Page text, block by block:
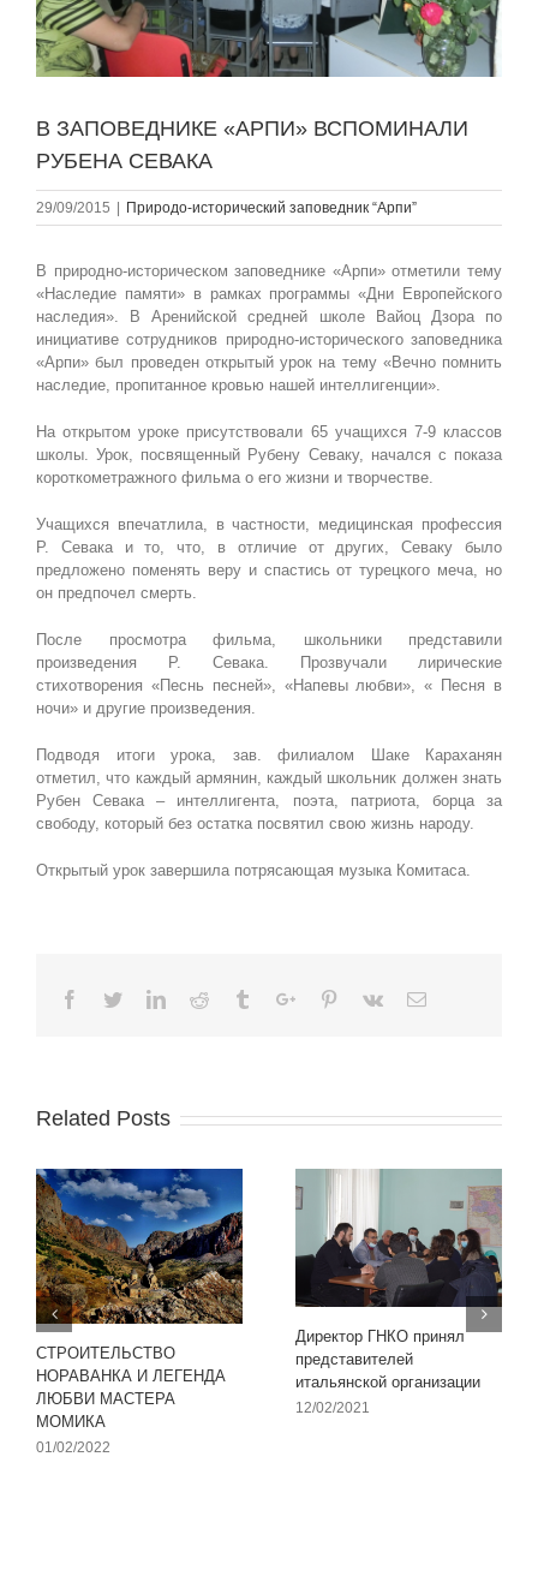
В ЗАПОВЕДНИКЕ «АРПИ» ВСПОМИНАЛИ
РУБЕНА СЕВАКА
29/09/2015 Природо-исторический заповедник “Арпи”
В природно-историческом заповеднике «Арпи» отметили тему
«Наследие памяти» в рамках программы «Дни Европейского
наследия». В Аренийской средней школе Вайоц Дзора по
инициативе сотрудников природно-исторического заповедника
«Арпи» был проведен открытый урок на тему «Вечно помнить
наследие, пропитанное кровью нашей интеллигенции».
На открытом уроке присутствовали 65 учащихся 7-9 классов
школы. Урок, посвященный Рубену Севаку, начался с показа
короткометражного фильма о его жизни и творчестве.
Учащихся впечатлила, в частности, медицинская профессия
Р. Севака и то, что, в отличие от других, Севаку было
предложено поменять веру и спастись от турецкого меча, но
он предпочел смерть.
После просмотра фильма, школьники представили
произведения Р. Севака. Прозвучали лирические
стихотворения «Песнь песней», «Напевы любви», « Песня в
ночи» и другие произведения.
Подводя итоги урока, зав. филиалом Шаке Караханян
отметил, что каждый армянин, каждый школьник должен знать
Рубен Севака – интеллигента, поэта, патриота, борца за
свободу, который без остатка посвятил свою жизнь народу.
Открытый урок завершила потрясающая музыка Комитаса.
Facebook
TwitterLinkedinReddit TumblrGoogle+Pinterest
Vk Email
Related Posts
СТРОИТЕЛЬСТВО
НОРАВАНКА И ЛЕГЕНДА
ЛЮБВИ МАСТЕРА
МОМИКА
01/02/2022
Директор ГНКО принял
представителей
итальянской организации
12/02/2021